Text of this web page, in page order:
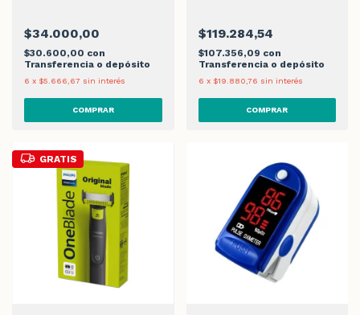
$34.000,00
$30.600,00 con
Transferencia o depósito
6 x $5.666,67 sin interés
$119.284,54
$107.356,09 con
Transferencia o depósito
6 x $19.880,76 sin interés
GRATIS